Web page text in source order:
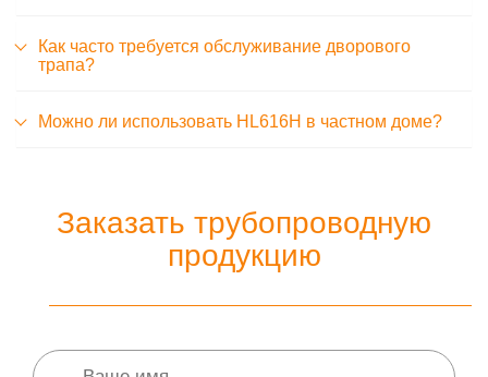
Как часто требуется обслуживание дворового
трапа?
Можно ли использовать HL616H в частном доме?
Заказать трубопроводную
продукцию